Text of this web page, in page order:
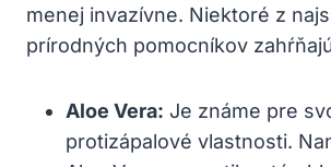
menej invazívne. Niektoré z
prírodných pomocníkov
Aloe Vera: Je známe pre
protizápalové vlastnosti.